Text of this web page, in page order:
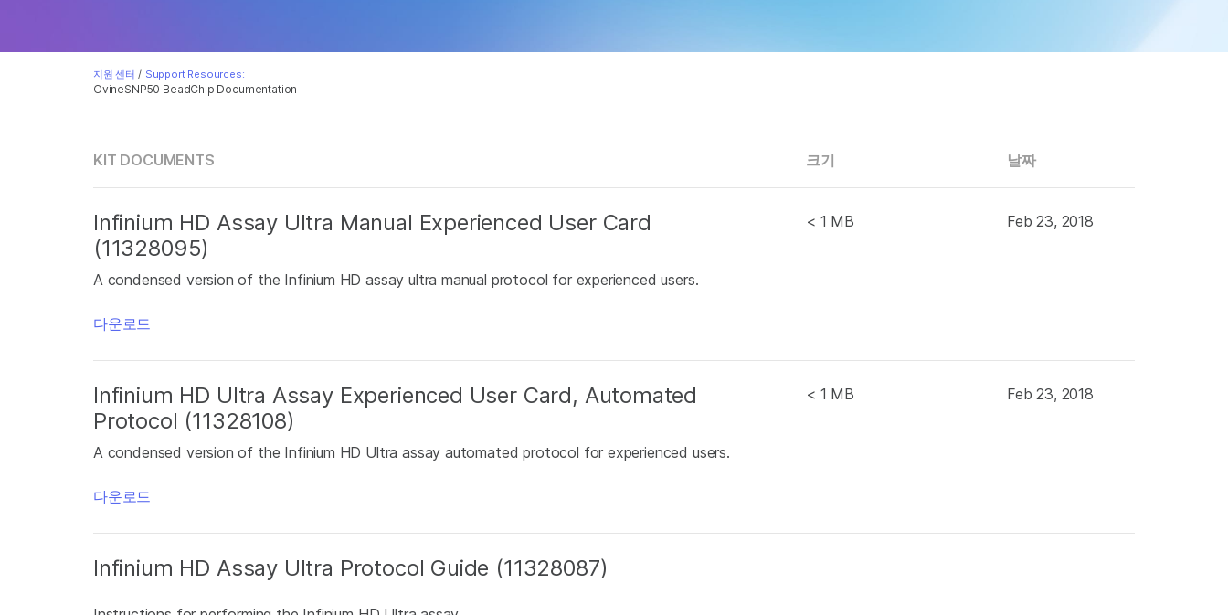
OvineSNP50 BeadChip Documentation
지원 센터 / Support Resources:
KIT DOCUMENTS 크기 날짜
Infinium HD Assay Ultra Manual Experienced User Card
(11328095)
A condensed version of the Infinium HD assay ultra manual protocol for experienced users.
다운로드
< 1 MB Feb 23, 2018
Infinium HD Ultra Assay Experienced User Card, Automated
Protocol (11328108)
A condensed version of the Infinium HD Ultra assay automated protocol for experienced users.
다운로드
< 1 MB Feb 23, 2018
Infinium HD Assay Ultra Protocol Guide (11328087)